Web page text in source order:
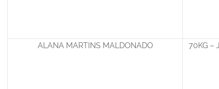
ALANA MARTINS MALDONADO 70KG –